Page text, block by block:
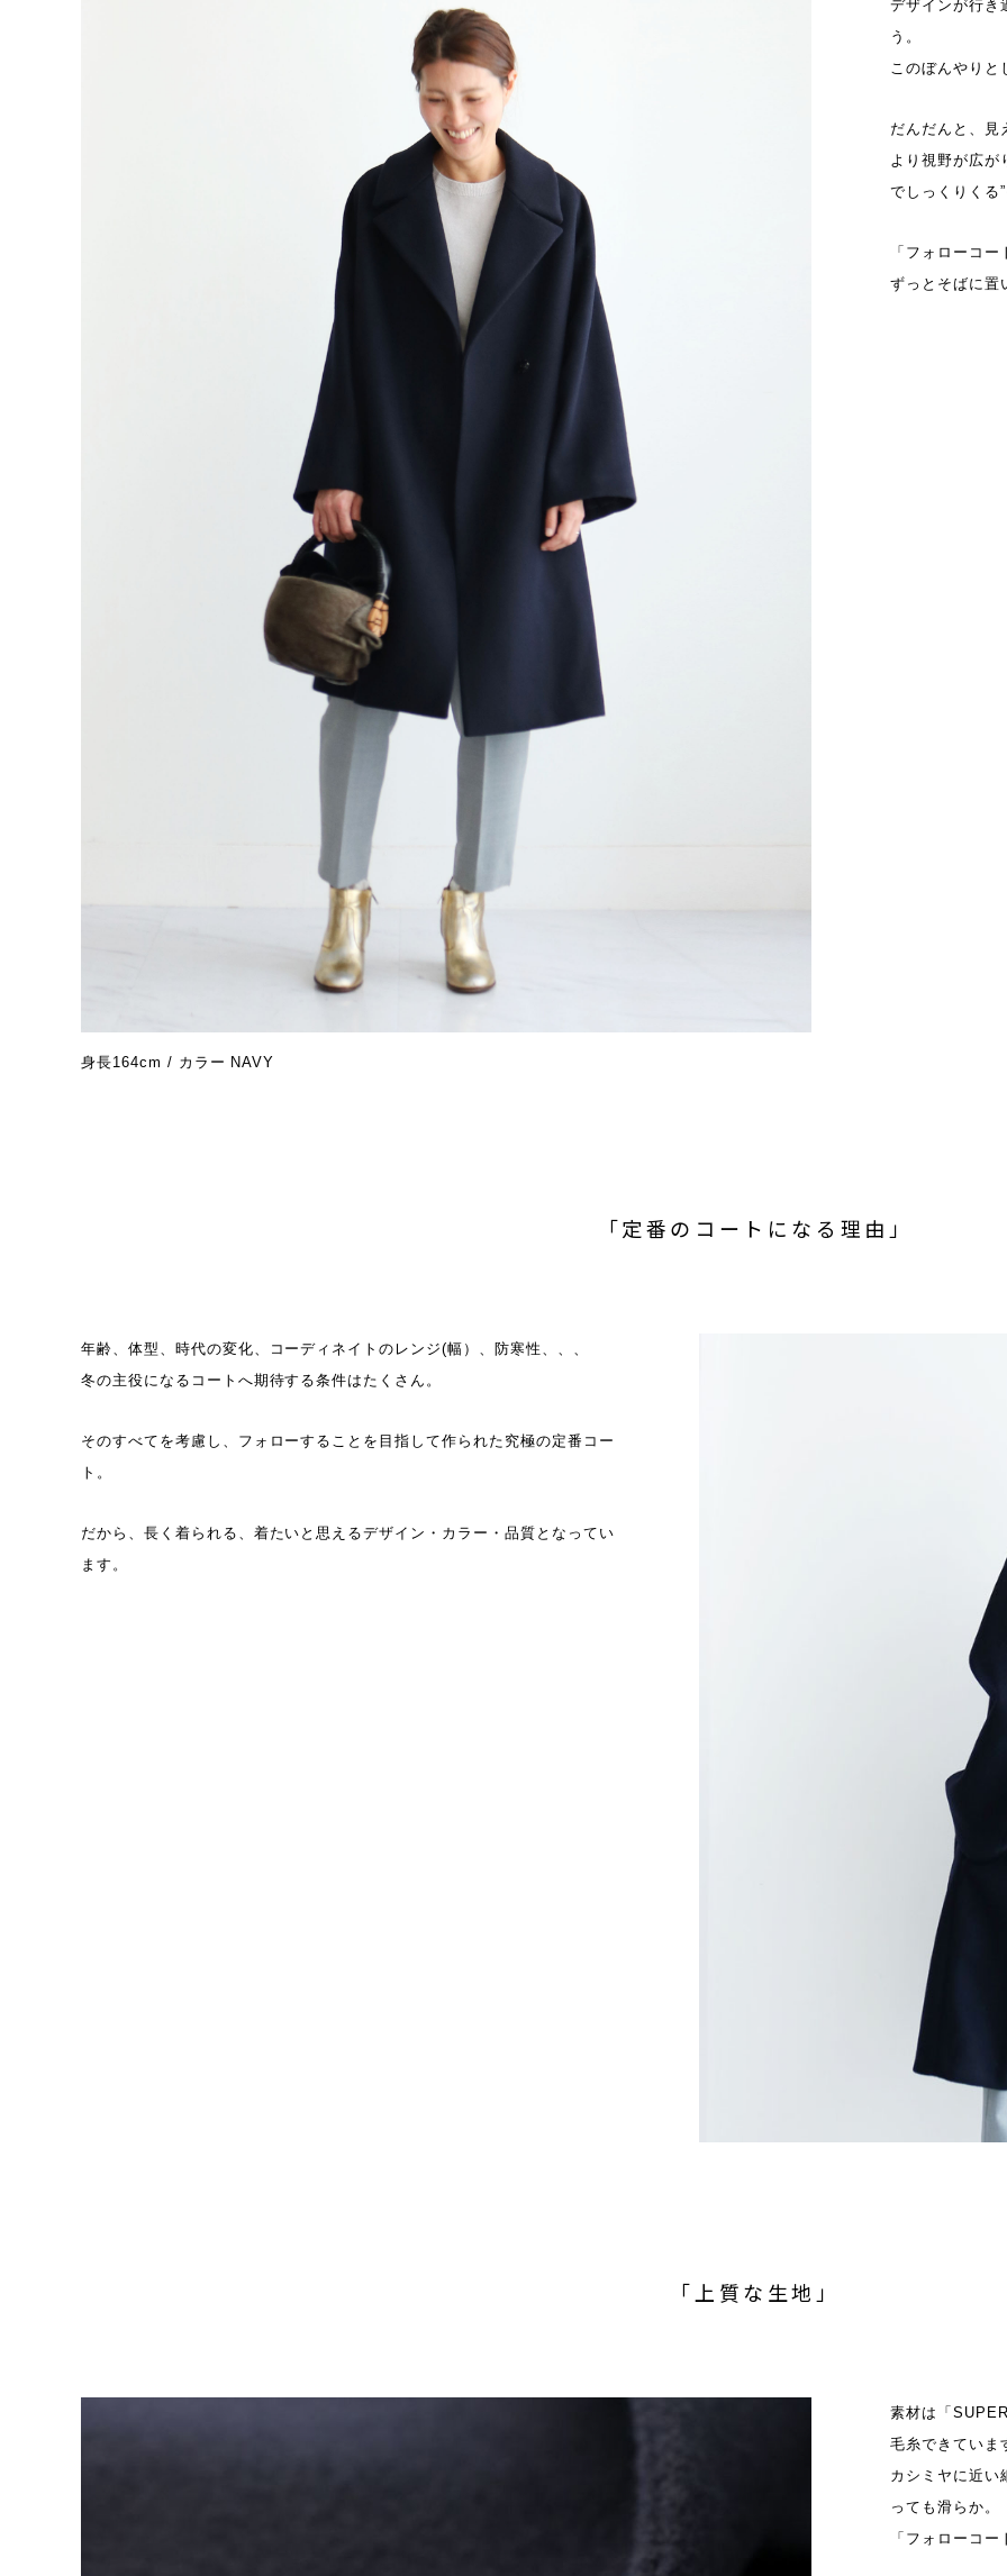
身長164cm / カラー NAVY
デザインが行き
う。
このぼんやりと
だんだんと、見
より視野が広が
でしっくりくる
「フォローコ
ずっとそばに置
「定番のコートになる理由」
年齢、体型、時代の変化、コーディネイトのレンジ(幅）、防寒性、、、
冬の主役になるコートへ期待する条件はたくさん。
そのすべてを考慮し、フォローすることを目指して作られた究極の定番コー
ト。
だから、長く着られる、着たいと思えるデザイン・カラー・品質となってい
ます。
「上質な生地」
素材は「
毛糸できていま
カシミヤに近い
っても滑らか。
「フォローコ